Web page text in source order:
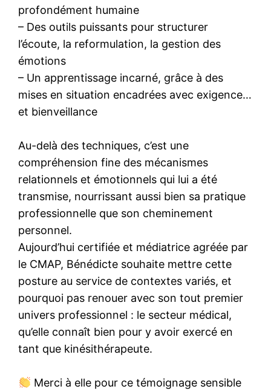
profondément humaine
– Des outils puissants pour structurer
l’écoute, la reformulation, la gestion des
émotions
– Un apprentissage incarné, grâce à des
mises en situation encadrées avec exigence…
et bienveillance
Au-delà des techniques, c’est une
compréhension fine des mécanismes
relationnels et émotionnels qui lui a été
transmise, nourrissant aussi bien sa pratique
professionnelle que son cheminement
personnel.
Aujourd’hui certifiée et médiatrice agréée par
le CMAP, Bénédicte souhaite mettre cette
posture au service de contextes variés, et
pourquoi pas renouer avec son tout premier
univers professionnel : le secteur médical,
qu’elle connaît bien pour y avoir exercé en
tant que kinésithérapeute.
Merci à elle pour ce témoignage sensible